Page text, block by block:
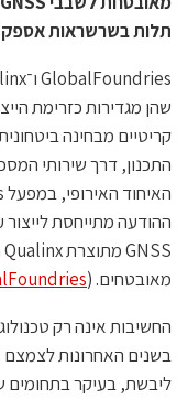
תלות בשרשראות אספקה
שהן מגדירות כזרימת
קריטיים מבחינה
התכנון, דרך שירותי
מאובטחים. (
החשיבות אינה רק
בשנים האחרונות
ליבשת, בעיקר